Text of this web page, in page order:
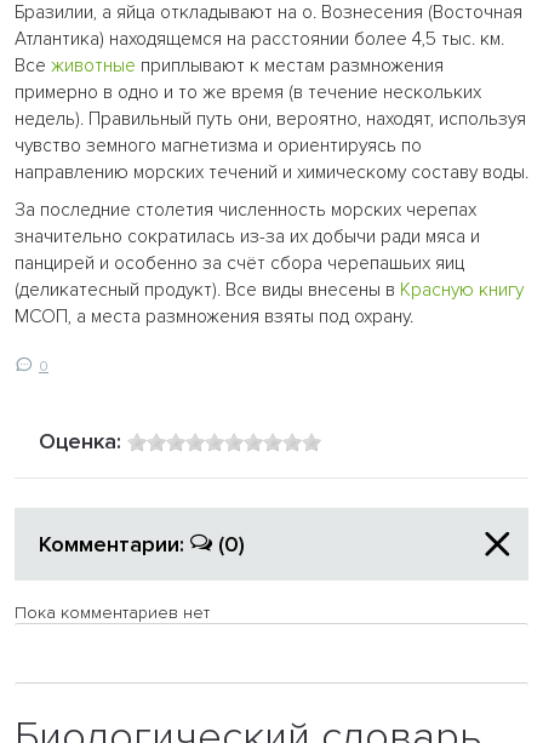
Бразилии, а яйца откладывают на о. Вознесения (Восточная
Атлантика) находящемся на расстоянии более 4,5 тыс. км.
Все животные приплывают к местам размножения
примерно в одно и то же время (в течение нескольких
недель). Правильный путь они, вероятно, находят, используя
чувство земного магнетизма и ориентируясь по
направлению морских течений и химическому составу воды.
За последние столетия численность морских черепах
значительно сократилась из-за их добычи ради мяса и
панцирей и особенно за счёт сбора черепашьих яиц
(деликатесный продукт). Все виды внесены в Красную книгу
МСОП, а места размножения взяты под охрану.
0
Оценка:
Комментарии: (0)
Пока комментариев нет